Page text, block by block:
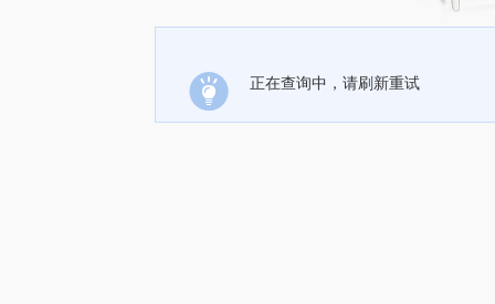
正在查询中，请刷新重试